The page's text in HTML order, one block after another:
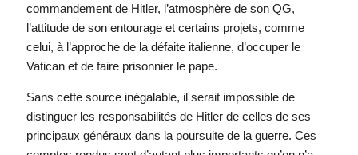
commandement de Hitler, l’atmosphère de son QG,
l’attitude de son entourage et certains projets, comme
celui, à l’approche de la défaite italienne, d’occuper le
Vatican et de faire prisonnier le pape.
Sans cette source inégalable, il serait impossible de
distinguer les responsabilités de Hitler de celles de ses
principaux généraux dans la poursuite de la guerre. Ces